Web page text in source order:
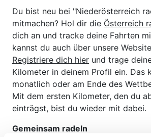
Du bist neu bei "Niederösterreich
mitmachen? Hol dir die Österreich
dich an und tracke deine Fahrten
kannst du auch über unsere
Registriere dich hier und trage
Kilometer in deinem Profil ein. Das
monatlich oder am Ende des
Mit dem ersten Kilometer, den du
einträgst, bist du wieder mit dabei.
Gemeinsam radeln